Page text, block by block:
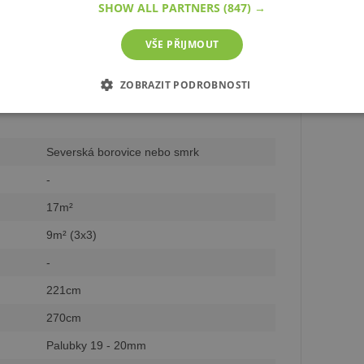
Severská borovice nebo smrk
-
17m²
9m² (3x3)
-
221cm
270cm
Palubky 19 - 20mm
SHOW ALL PARTNERS (847) →
VŠE PŘIJMOUT
ZOBRAZIT PODROBNOSTI
SOUBORY VÝKONOVÉ SOUBORY SOUBORY CÍLENÍ
cookie správně používat.
Vyprší
Cookie generovaný aplikacemi založenými na jazyce PHP. Toto je
číslo, jeho použití může být specifické pro daný web, ale dobrým